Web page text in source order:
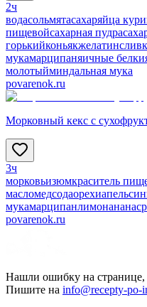
2ч
водасольмятасахаряйца
пищевойсахарная пудра
горькийконьякжелатин
мукамарципаняичные белки
молотыйминдальная мука
povarenok.ru
Морковный кекс с
3ч
морковьизюмкраситель
масломедсодаорехиапельсин
мукамарципанлимонананас
povarenok.ru
Нашли ошибку на
Пишите на info@recepty-po-